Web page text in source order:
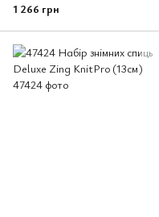
1 266 грн